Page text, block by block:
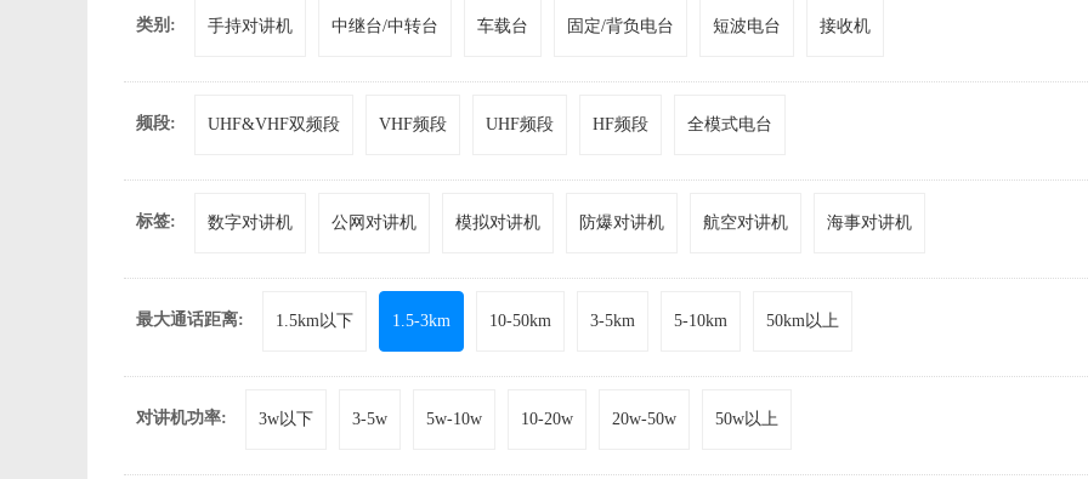
类别: 手持对讲机 中继台/中转台 车载台 固定/背负电台 短波电台 接收机
频段: UHF&VHF双频段 VHF频段 UHF频段 HF频段 全模式电台
标签: 数字对讲机 公网对讲机 模拟对讲机 防爆对讲机 航空对讲机 海事对讲机
最大通话距离: 1.5km以下 1.5-3km 10-50km 3-5km 5-10km 50km以上
对讲机功率: 3w以下 3-5w 5w-10w 10-20w 20w-50w 50w以上